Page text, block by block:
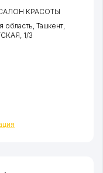
САЛОН КРАСОТЫ
область, Ташкент,
, 1/3